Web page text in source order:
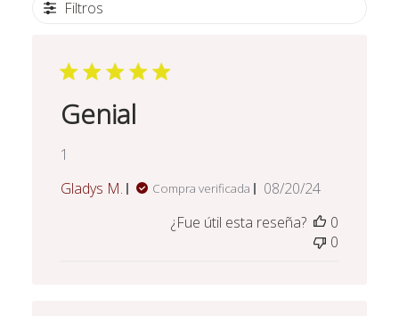
Filtros
Genial
1
Gladys M.
Compra verificada
Fecha
publicación
08/20/24
¿Fue útil esta reseña?
0
0